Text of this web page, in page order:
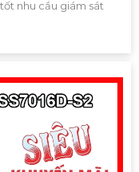
nhu cầu giám sát